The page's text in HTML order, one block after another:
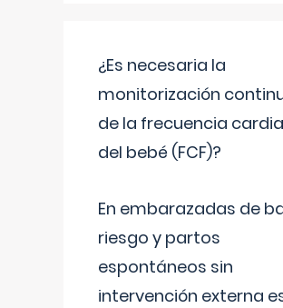
¿Es necesaria la
monitorización
de la frecuencia
del bebé (FCF)?
En embarazadas de
riesgo y partos
espontáneos sin
intervención externa